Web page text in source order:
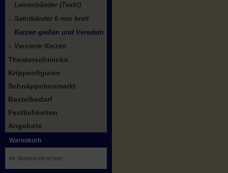
Leinenbänder (Textil)
Satinbänder 6 mm breit
Kerzen gießen und Veredeln
Verzierte Kerzen
Theaterschminke
Krippenfiguren
Schnäppchenmarkt
Bastelbedarf
Festlichkeiten
Angebote
Warenkorb
Ihr Warenkorb ist leer.